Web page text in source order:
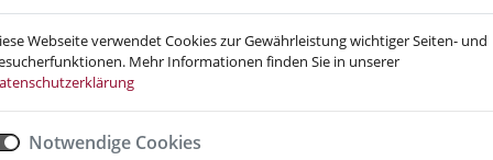
Webseite verwendet Cookies zur Gewährleistung wichtiger Seiten- und
Mehr Informationen finden Sie in unserer
Notwendige Cookies